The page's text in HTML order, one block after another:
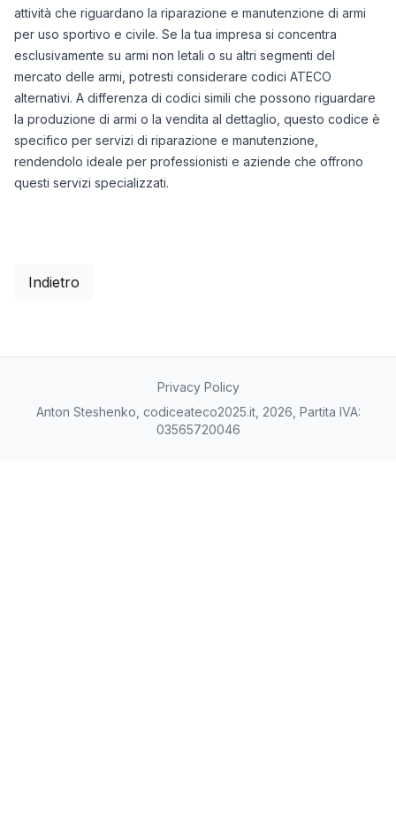
attività che riguardano la riparazione e manutenzione di armi
per uso sportivo e civile. Se la tua impresa si concentra
esclusivamente su armi non letali o su altri segmenti del
mercato delle armi, potresti considerare codici ATECO
alternativi. A differenza di codici simili che possono riguardare
la produzione di armi o la vendita al dettaglio, questo codice è
specifico per servizi di riparazione e manutenzione,
rendendolo ideale per professionisti e aziende che offrono
questi servizi specializzati.
Indietro
Privacy Policy
Anton Steshenko, codiceateco2025.it, 2026, Partita IVA:
03565720046